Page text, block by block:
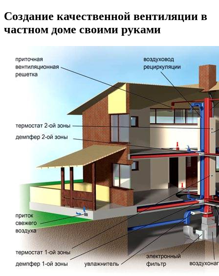
Создание качественной вентиляции в
частном доме своими руками